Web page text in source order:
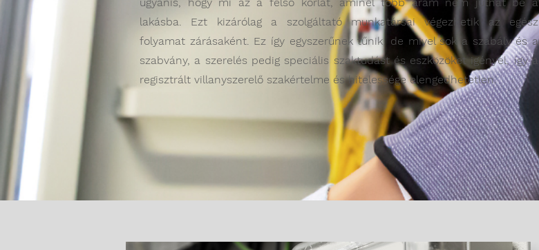
lakásba. Ezt kizárólag a szolgáltató munkatársai végezhetik az egész
folyamat zárásaként. Ez így egyszerűnek tűnik, de mivel sok a szabály és a
szabvány, a szerelés pedig speciális szaktudást és eszközöket igényel, így a
regisztrált villanyszerelő szakértelme és hitelessége elengedhetetlen.